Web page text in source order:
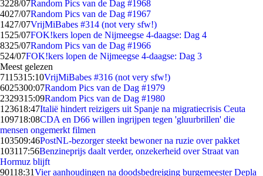
3228/07Random Pics van de Dag #1968
4027/07Random Pics van de Dag #1967
1427/07VrijMiBabes #314 (not very sfw!)
1525/07FOK!kers lopen de Nijmeegse 4-daagse: Dag 4
8325/07Random Pics van de Dag #1966
524/07FOK!kers lopen de Nijmeegse 4-daagse: Dag 3
Meest gelezen
7115315:10VrijMiBabes #316 (not very sfw!)
6025300:07Random Pics van de Dag #1979
2329315:09Random Pics van de Dag #1980
123618:47Italië hindert reizigers uit Spanje na migratiecrisis Ceuta
109718:08CDA en D66 willen ingrijpen tegen 'gluurbrillen' die
mensen ongemerkt filmen
103509:46PostNL-bezorger steekt bewoner na ruzie over pakket
103117:56Benzineprijs daalt verder, onzekerheid over Straat van
Hormuz blijft
90118:31Vier aanhoudingen na doodsbedreiging burgemeester Depla